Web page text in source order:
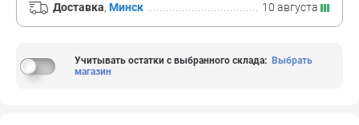
Доставка, Минск 10 августа
Учитывать остатки с выбранного склада: Выбрать
магазин